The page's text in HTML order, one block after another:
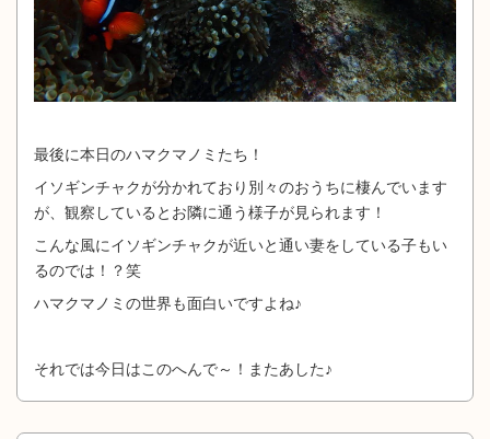
最後に本日のハマクマノミたち！
イソギンチャクが分かれており別々のおうちに棲んでいます
が、観察しているとお隣に通う様子が見られます！
こんな風にイソギンチャクが近いと通い妻をしている子もい
るのでは！？笑
ハマクマノミの世界も面白いですよね♪
それでは今日はこのへんで～！またあした♪